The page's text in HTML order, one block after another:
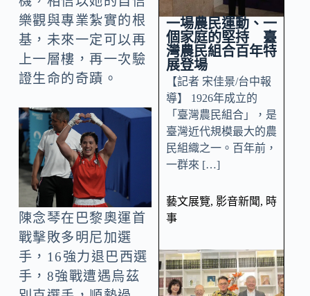
樂觀與專業紮實的根
基，未來一定可以再
上一層樓，再一次驗
證生命的奇蹟。
陳念琴在巴黎奧運首
戰擊敗多明尼加選
手，16強力退巴西選
手，8強戰遭遇烏茲
一場農民運動、一
個家庭的堅持 臺
灣農民組合百年特
展登場
【記者 宋佳景/台中報
導】 1926年成立的
「臺灣農民組合」，是
臺灣近代規模最大的農
民組織之一。百年前，
一群來 […]
藝文展覽, 影音新聞, 時
事